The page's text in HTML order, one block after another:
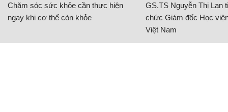
Chăm sóc sức khỏe cần thực hiện
ngay khi cơ thể còn khỏe
GS.TS Nguyễn Thị Lan
chức Giám đốc Học
Việt Nam